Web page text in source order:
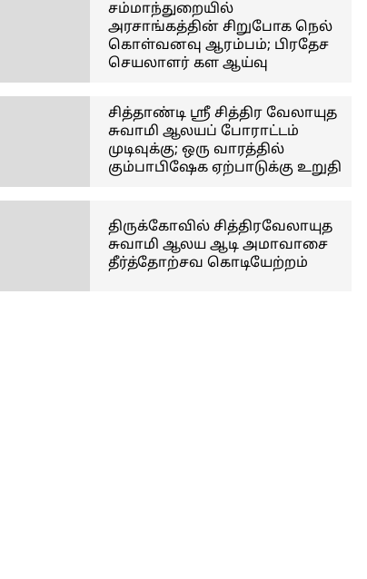
சம்மாந்துறையில்
அரசாங்கத்தின் சிறுபோக நெல்
கொள்வனவு ஆரம்பம்; பிரதேச
செயலாளர் கள ஆய்வு
சித்தாண்டி ஸ்ரீ சித்திர வேலாயுத
சுவாமி ஆலயப் போராட்டம்
முடிவுக்கு; ஒரு வாரத்தில்
கும்பாபிஷேக ஏற்பாடுக்கு உறுதி
திருக்கோவில் சித்திரவேலாயுத
சுவாமி ஆலய ஆடி அமாவாசை
தீர்த்தோற்சவ கொடியேற்றம்